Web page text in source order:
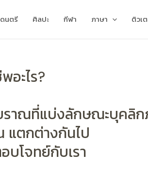
ดนตรี ศิลปะ กีฬา ภาษา ติวเ
ะไร?
าณที่แบ่งลักษณะบุคลิ
แตกต่างกันไป
บโจทย์กับเรา